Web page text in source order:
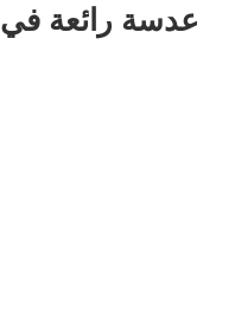
عدسة رائعة في